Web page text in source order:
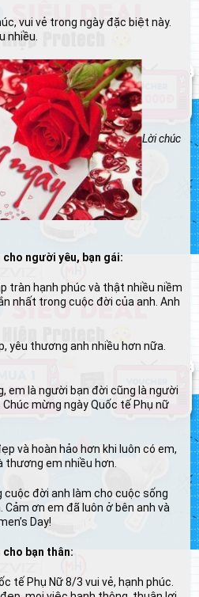
vui vẻ trong ngày đặc biệt này.
nhiều.
Lời chúc
người yêu, bạn gái:
tràn hạnh phúc và thật nhiều niềm
nhất trong cuộc đời của anh. Anh
yêu thương anh nhiều hơn nữa.
em là người bạn đời cũng là người
mừng ngày Quốc tế Phụ nữ
và hoàn hảo hơn khi luôn có em,
thương em nhiều hơn.
cuộc đời anh làm cho cuộc sống
ơn em đã luôn ở bên anh và
Day!
cho bạn thân:
tế Phụ Nữ 8/3 vui vẻ, hạnh phúc.